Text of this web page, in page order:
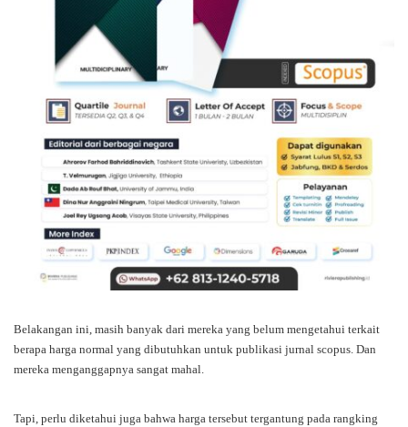
Belakangan ini, masih banyak dari mereka yang belum mengetahui terkait
berapa harga normal yang dibutuhkan untuk publikasi jurnal scopus. Dan
mereka menganggapnya sangat mahal.
Tapi, perlu diketahui juga bahwa harga tersebut tergantung pada rangking